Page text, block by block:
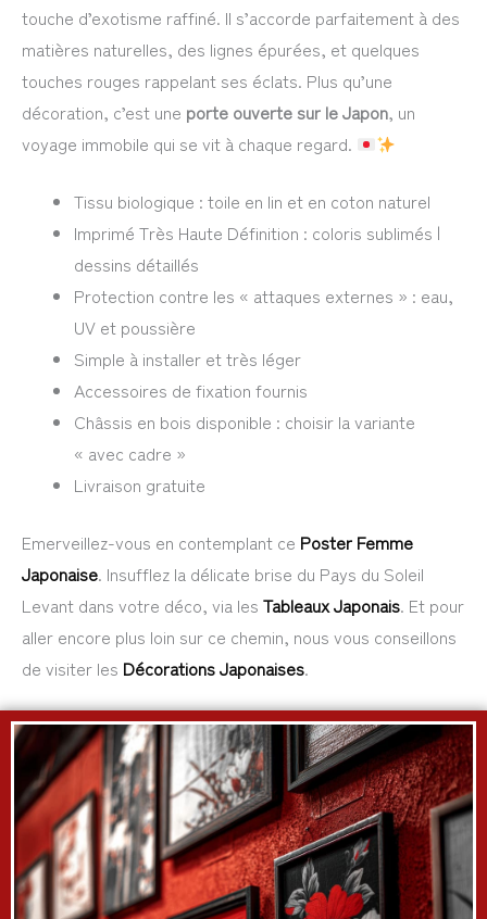
touche d’exotisme raffiné. Il s’accorde parfaitement à des
matières naturelles, des lignes épurées, et quelques
touches rouges rappelant ses éclats. Plus qu’une
décoration, c’est une porte ouverte sur le Japon, un
voyage immobile qui se vit à chaque regard.
Tissu biologique : toile en lin et en coton naturel
Imprimé Très Haute Définition : coloris sublimés |
dessins détaillés
Protection contre les « attaques externes » : eau,
UV et poussière
Simple à installer et très léger
Accessoires de fixation fournis
Châssis en bois disponible : choisir la variante
« avec cadre »
Livraison gratuite
Emerveillez-vous en contemplant ce Poster Femme
Japonaise. Insufflez la délicate brise du Pays du Soleil
Levant dans votre déco, via les Tableaux Japonais. Et pour
aller encore plus loin sur ce chemin, nous vous conseillons
de visiter les Décorations Japonaises.